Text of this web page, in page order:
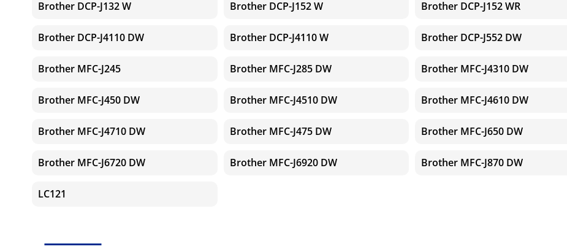
Brother DCP-J132 W Brother DCP-J152 W Brother DCP-J152 WR
Brother DCP-J4110 DW Brother DCP-J4110 W Brother DCP-J552 DW
Brother MFC-J245 Brother MFC-J285 DW Brother MFC-J4310 DW
Brother MFC-J450 DW Brother MFC-J4510 DW Brother MFC-J4610 DW
Brother MFC-J4710 DW Brother MFC-J475 DW Brother MFC-J650 DW
Brother MFC-J6720 DW Brother MFC-J6920 DW Brother MFC-J870 DW
LC121